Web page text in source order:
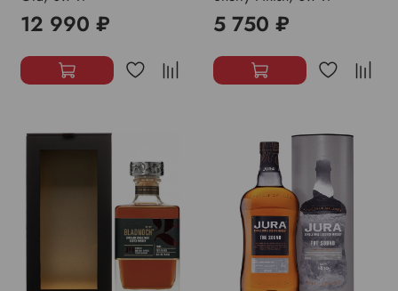
12 990 ₽ 5 750 ₽